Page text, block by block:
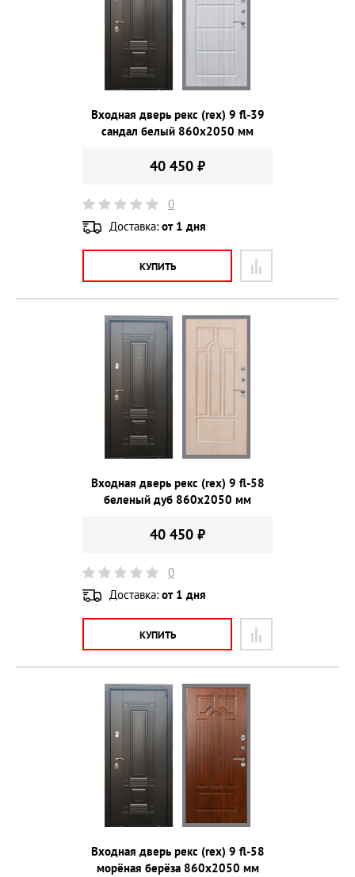
Входная дверь рекс (rex) 9 fl-39
сандал белый 860х2050 мм
40 450 ₽
0
Доставка: от 1 дня
КУПИТЬ
Входная дверь рекс (rex) 9 fl-58
беленый дуб 860х2050 мм
40 450 ₽
0
Доставка: от 1 дня
КУПИТЬ
Входная дверь рекс (rex) 9 fl-58
морёная берёза 860х2050 мм